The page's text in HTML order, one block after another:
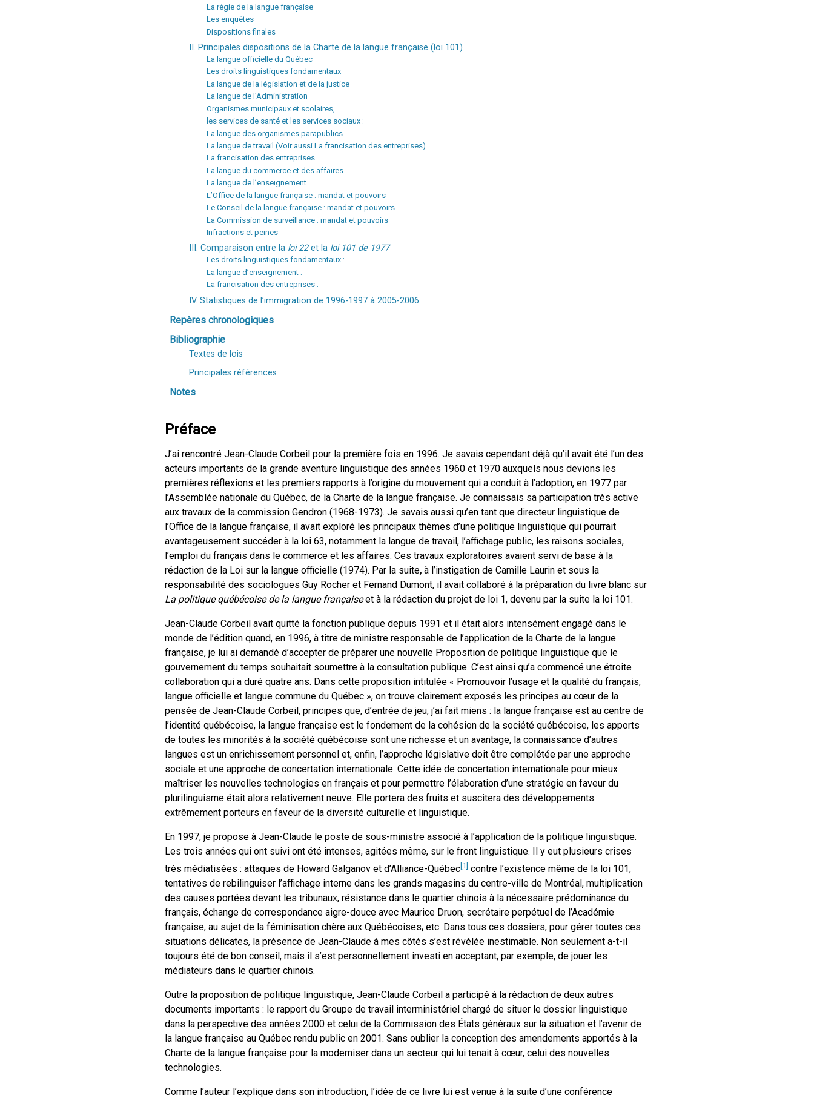
La régie de la langue française
Les enquêtes
Dispositions finales
II. Principales dispositions de la Charte de la langue française (loi 101)
La langue officielle du Québec
Les droits linguistiques fondamentaux
La langue de la législation et de la justice
La langue de l’Administration
Organismes municipaux et scolaires,
les services de santé et les services sociaux :
La langue des organismes parapublics
La langue de travail (Voir aussi La francisation des entreprises)
La francisation des entreprises
La langue du commerce et des affaires
La langue de l’enseignement
L’Office de la langue française : mandat et pouvoirs
Le Conseil de la langue française : mandat et pouvoirs
La Commission de surveillance : mandat et pouvoirs
Infractions et peines
III. Comparaison entre la loi 22et la loi 101 de 1977
Les droits linguistiques fondamentaux :
La langue d’enseignement :
La francisation des entreprises :
IV. Statistiques de l’immigration de 1996-1997 à 2005-2006
Repères chronologiques
Bibliographie
Textes de lois
Principales références
Notes
Préface
J’ai rencontré Jean-Claude Corbeil pour la première fois en 1996. Je savais cependant déjà qu’il avait été l’un des
acteurs importants de la grande aventure linguistique des années 1960 et 1970 auxquels nous devions les
premières réflexions et les premiers rapports à l’origine du mouvement qui a conduit à l’adoption, en 1977 par
l’Assemblée nationale du Québec, de la Charte de la langue française. Je connaissais sa participation très active
aux travaux de la commission Gendron (1968-1973). Je savais aussi qu’en tant que directeur linguistique de
l’Office de la langue française, il avait exploré les principaux thèmes d’une politique linguistique qui pourrait
avantageusement succéder à la loi 63, notamment la langue de travail, l’affichage public, les raisons sociales,
l’emploi du français dans le commerce et les affaires. Ces travaux exploratoires avaient servi de base à la
rédaction de la Loi sur la langue officielle (1974). Par la suite, à l’instigation de Camille Laurin et sous la
responsabilité des sociologues Guy Rocher et Fernand Dumont, il avait collaboré à la préparation du livre blanc sur
La politique québécoise de la langue françaiseet à la rédaction du projet de loi 1, devenu par la suite la loi 101.
Jean-Claude Corbeil avait quitté la fonction publique depuis 1991 et il était alors intensément engagé dans le
monde de l’édition quand, en 1996, à titre de ministre responsable de l’application de la Charte de la langue
française, je lui ai demandé d’accepter de préparer une nouvelle Proposition de politique linguistique que le
gouvernement du temps souhaitait soumettre à la consultation publique. C’est ainsi qu’a commencé une étroite
collaboration qui a duré quatre ans. Dans cette proposition intitulée « Promouvoir l’usage et la qualité du français,
langue officielle et langue commune du Québec », on trouve clairement exposés les principes au cœur de la
pensée de Jean-Claude Corbeil, principes que, d’entrée de jeu, j’ai fait miens : la langue française est au centre de
l’identité québécoise, la langue française est le fondement de la cohésion de la société québécoise, les apports
de toutes les minorités à la société québécoise sont une richesse et un avantage, la connaissance d’autres
langues est un enrichissement personnel et, enfin, l’approche législative doit être complétée par une approche
sociale et une approche de concertation internationale. Cette idée de concertation internationale pour mieux
maîtriser les nouvelles technologies en français et pour permettre l’élaboration d’une stratégie en faveur du
plurilinguisme était alors relativement neuve. Elle portera des fruits et suscitera des développements
extrêmement porteurs en faveur de la diversité culturelle et linguistique.
En 1997, je propose à Jean-Claude le poste de sous-ministre associé à l’application de la politique linguistique.
Les trois années qui ont suivi ont été intenses, agitées même, sur le front linguistique. Il y eut plusieurs crises
très médiatisées : attaques de Howard Galganov et d’Alliance-Québec [1] contre l’existence même de la loi 101,
tentatives de rebilinguiser l’affichage interne dans les grands magasins du centre-ville de Montréal, multiplication
des causes portées devant les tribunaux, résistance dans le quartier chinois à la nécessaire prédominance du
français, échange de correspondance aigre-douce avec Maurice Druon, secrétaire perpétuel de l’Académie
française, au sujet de la féminisation chère aux Québécoises, etc. Dans tous ces dossiers, pour gérer toutes ces
situations délicates, la présence de Jean-Claude à mes côtés s’est révélée inestimable. Non seulement a-t-il
toujours été de bon conseil, mais il s’est personnellement investi en acceptant, par exemple, de jouer les
médiateurs dans le quartier chinois.
Outre la proposition de politique linguistique, Jean-Claude Corbeil a participé à la rédaction de deux autres
documents importants : le rapport du Groupe de travail interministériel chargé de situer le dossier linguistique
dans la perspective des années 2000 et celui de la Commission des États généraux sur la situation et l’avenir de
la langue française au Québec rendu public en 2001. Sans oublier la conception des amendements apportés à la
Charte de la langue française pour la moderniser dans un secteur qui lui tenait à cœur, celui des nouvelles
technologies.
Comme l’auteur l’explique dans son introduction, l’idée de ce livre lui est venue à la suite d’une conférence